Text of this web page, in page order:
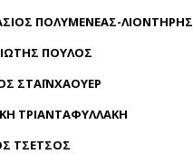
ΠΟΛΥΜΕΝΕΑΣ-ΛΙΟΝΤΗΡΗΣ
ΠΟΥΛΟΣ
ΣΤΑΪΝΧΑΟΥΕΡ
ΤΡΙΑΝΤΑΦΥΛΛΑΚΗ
ΤΣΕΤΣΟΣ